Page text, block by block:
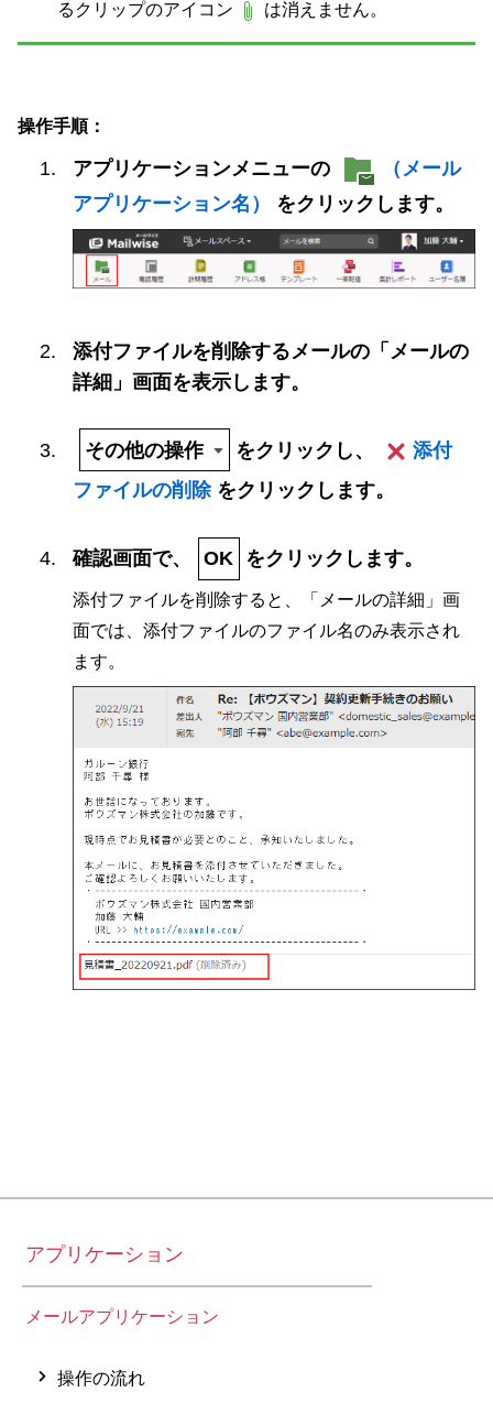
るクリップのアイコン は消えません。
操作手順：
アプリケーションメニューの
（メール
アプリケーション名）
をクリックします。
添付ファイルを削除するメールの「メールの
詳細」画面を表示します。
その他の操作 をクリックし、
添付
ファイルの削除 をクリックします。
確認画面で、 OK をクリックします。
添付ファイルを削除すると、「メールの詳細」画
面では、添付ファイルのファイル名のみ表示され
ます。
アプリケーション
メールアプリケーション
操作の流れ